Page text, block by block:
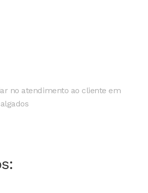
no atendimento ao cliente em